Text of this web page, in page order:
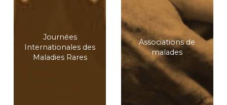
Journées
Internationales des
Maladies Rares
Associations de
malades